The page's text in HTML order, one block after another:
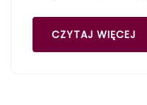
CZYTAJ WIĘCEJ